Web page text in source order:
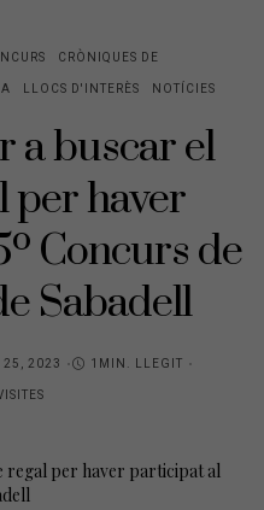
CRÒNIQUES DE
LLOCS D'INTERÈS NOTÍCIES
a buscar el
per haver
Concurs de
Sabadell
25, 2023
1MIN. LLEGIT